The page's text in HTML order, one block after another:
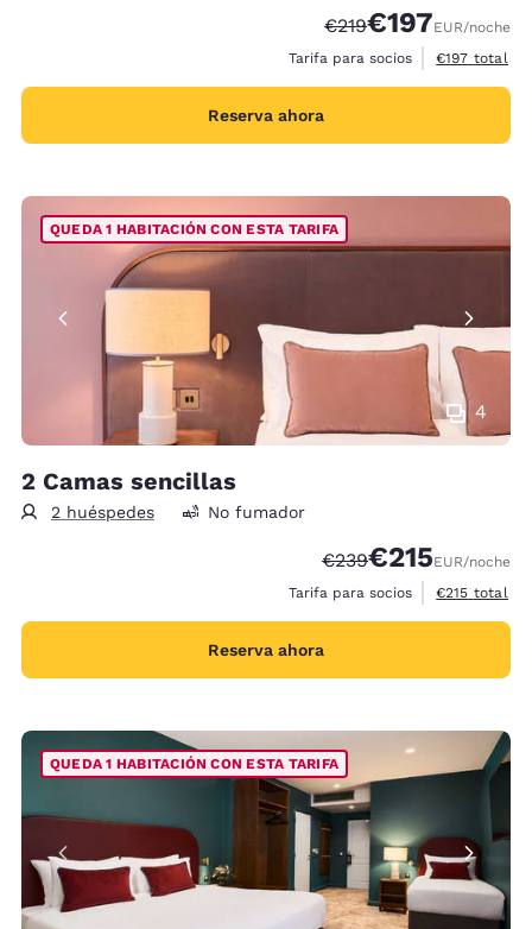
Tarifa tachada:
€219Tarifa reducida:
€197EUR/noche
Tarifa para socios
Ver detalles
€197 total
Reserva ahora
4
QUEDA 1 HABITACIÓN CON ESTA TARIFA
2 Camas sencillas
2 huéspedes No fumador
Tarifa tachada:
€239Tarifa reducida:
€215EUR/noche
Tarifa para socios
Ver detalles
€215 total
Reserva ahora
QUEDA 1 HABITACIÓN CON ESTA TARIFA